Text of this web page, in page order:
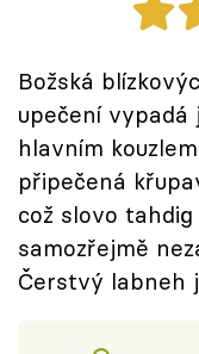
Těhotnej
Sledujte
Přihlášení
Sledujte nás
Božská
upečení vypadá
hlavním
připečená
což slovo
samozřejmě
Čerstvý labneh